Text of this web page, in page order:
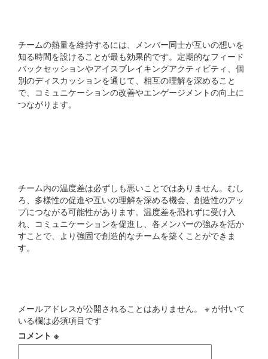
チームの熱量を維持するには、メンバー同士が互いの想いを
知る時間を設けることが最も効果的です。定期的なフィード
バックセッションやアイスブレイキングアクティビティ、個
別のディスカッションを通じて、相互の理解を深めること
で、コミュニケーションの改善やエンゲージメントの向上に
つながります。
チーム内の温度差は必ずしも悪いことではありません。むし
ろ、多様性の促進や互いの理解を深める機会、創造性のアッ
プにつながる可能性があります。温度差を恐れずに受け入
れ、コミュニケーションを促進し、各メンバーの強みを活か
すことで、より強固で創造的なチームを築くことができま
す。
メールアドレスが公開されることはありません。 ※ が付いて
いる欄は必須項目です
コメント ※